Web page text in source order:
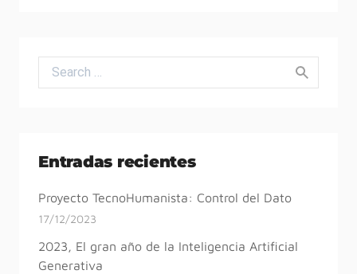
Search for:
Entradas recientes
Proyecto TecnoHumanista: Control del Dato
17/12/2023
2023, El gran año de la Inteligencia Artificial
Generativa